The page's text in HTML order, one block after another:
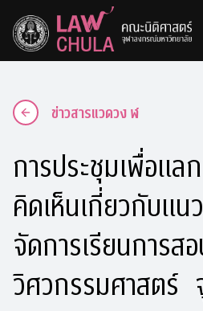
content
ข่าวสารแวดวง ฬ
การประชุมเพื่อแล
คิดเห็นเกี่ยวกับแน
จัดการเรียนการ
วิศวกรรมศาสตร์